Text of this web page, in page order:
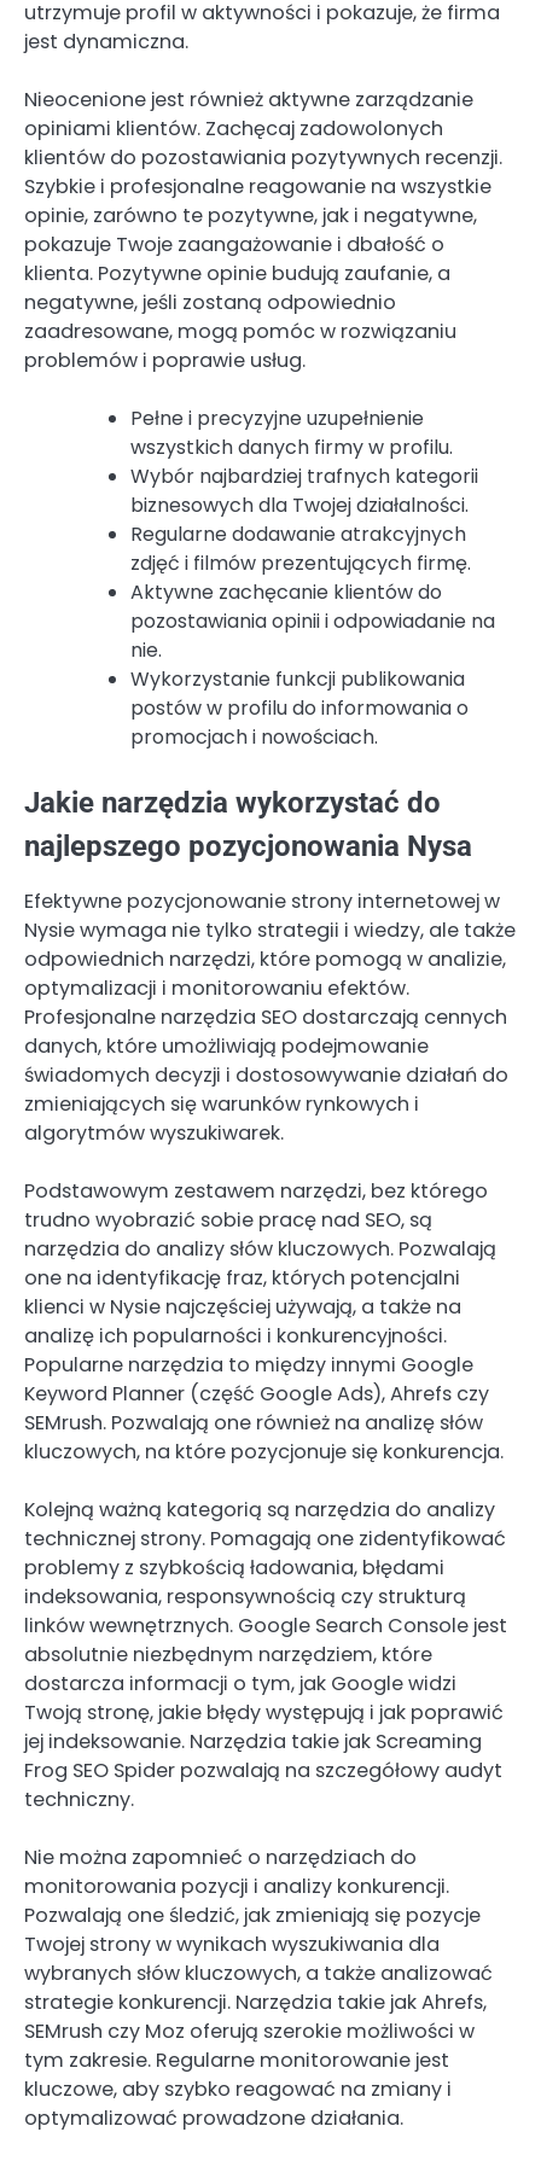
utrzymuje profil w aktywności i pokazuje, że firma
jest dynamiczna.
Nieocenione jest również aktywne zarządzanie
opiniami klientów. Zachęcaj zadowolonych
klientów do pozostawiania pozytywnych recenzji.
Szybkie i profesjonalne reagowanie na wszystkie
opinie, zarówno te pozytywne, jak i negatywne,
pokazuje Twoje zaangażowanie i dbałość o
klienta. Pozytywne opinie budują zaufanie, a
negatywne, jeśli zostaną odpowiednio
zaadresowane, mogą pomóc w rozwiązaniu
problemów i poprawie usług.
Pełne i precyzyjne uzupełnienie
wszystkich danych firmy w profilu.
Wybór najbardziej trafnych kategorii
biznesowych dla Twojej działalności.
Regularne dodawanie atrakcyjnych
zdjęć i filmów prezentujących firmę.
Aktywne zachęcanie klientów do
pozostawiania opinii i odpowiadanie na
nie.
Wykorzystanie funkcji publikowania
postów w profilu do informowania o
promocjach i nowościach.
Jakie narzędzia wykorzystać do
najlepszego pozycjonowania Nysa
Efektywne pozycjonowanie strony internetowej w
Nysie wymaga nie tylko strategii i wiedzy, ale także
odpowiednich narzędzi, które pomogą w analizie,
optymalizacji i monitorowaniu efektów.
Profesjonalne narzędzia SEO dostarczają cennych
danych, które umożliwiają podejmowanie
świadomych decyzji i dostosowywanie działań do
zmieniających się warunków rynkowych i
algorytmów wyszukiwarek.
Podstawowym zestawem narzędzi, bez którego
trudno wyobrazić sobie pracę nad SEO, są
narzędzia do analizy słów kluczowych. Pozwalają
one na identyfikację fraz, których potencjalni
klienci w Nysie najczęściej używają, a także na
analizę ich popularności i konkurencyjności.
Popularne narzędzia to między innymi Google
Keyword Planner (część Google Ads), Ahrefs czy
SEMrush. Pozwalają one również na analizę słów
kluczowych, na które pozycjonuje się konkurencja.
Kolejną ważną kategorią są narzędzia do analizy
technicznej strony. Pomagają one zidentyfikować
problemy z szybkością ładowania, błędami
indeksowania, responsywnością czy strukturą
linków wewnętrznych. Google Search Console jest
absolutnie niezbędnym narzędziem, które
dostarcza informacji o tym, jak Google widzi
Twoją stronę, jakie błędy występują i jak poprawić
jej indeksowanie. Narzędzia takie jak Screaming
Frog SEO Spider pozwalają na szczegółowy audyt
techniczny.
Nie można zapomnieć o narzędziach do
monitorowania pozycji i analizy konkurencji.
Pozwalają one śledzić, jak zmieniają się pozycje
Twojej strony w wynikach wyszukiwania dla
wybranych słów kluczowych, a także analizować
strategie konkurencji. Narzędzia takie jak Ahrefs,
SEMrush czy Moz oferują szerokie możliwości w
tym zakresie. Regularne monitorowanie jest
kluczowe, aby szybko reagować na zmiany i
optymalizować prowadzone działania.